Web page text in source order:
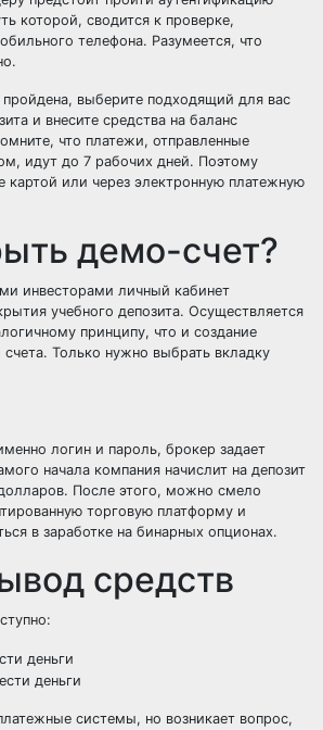
которой, сводится к проверке,
телефона. Разумеется, что
пройдена, выберите подходящий для вас
и внесите средства на баланс
что платежи, отправленные
идут до 7 рабочих дней. Поэтому
картой или через электронную платежную
демо-счет?
инвесторами личный кабинет
учебного депозита. Осуществляется
принципу, что и создание
счета. Только нужно выбрать вкладку
логин и пароль, брокер задает
начала компания начислит на депозит
После этого, можно смело
торговую платформу и
в заработке на бинарных опционах.
средств
системы, но возникает вопрос,